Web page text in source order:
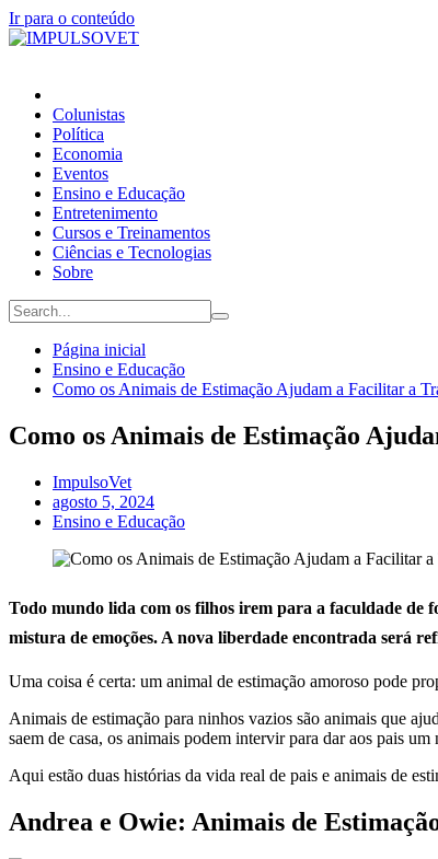
Ir para o conteúdo
Colunistas
Política
Economia
Eventos
Ensino e Educação
Entretenimento
Cursos e Treinamentos
Ciências e Tecnologias
Sobre
Página inicial
Ensino e Educação
Como os Animais de Estimação Ajudam a Facilitar a
Como os Animais de Estimação
ImpulsoVet
agosto 5, 2024
Ensino e Educação
Todo mundo lida com os filhos irem para a faculdade de
mistura de emoções. A nova liberdade encontrada será
Uma coisa é certa: um animal de estimação amoroso pode
Animais de estimação para ninhos vazios são animais que
saem de casa, os animais podem intervir para dar aos pais
Aqui estão duas histórias da vida real de pais e animais de
Andrea e Owie: Animais de